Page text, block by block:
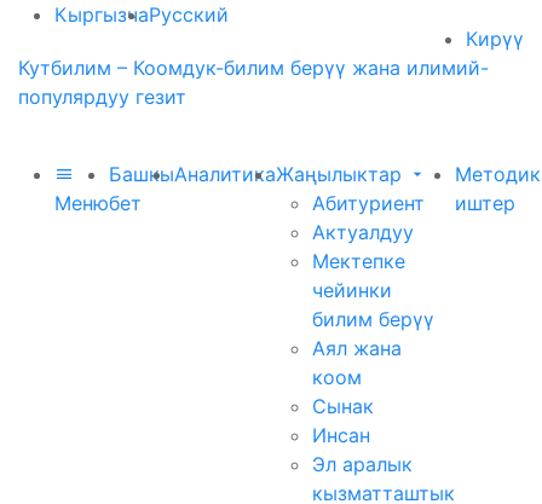
КыргызчаРусский
Кирүү
Кутбилим – Коомдук-билим берүү жана илимий-
популярдуу гезит
Меню
Башкы
бет
АналитикаЖаңылыктар
Абитуриент
Актуалдуу
Мектепке
чейинки
билим берүү
Аял жана
коом
Сынак
Инсан
Эл аралык
кызматташтык
иштер